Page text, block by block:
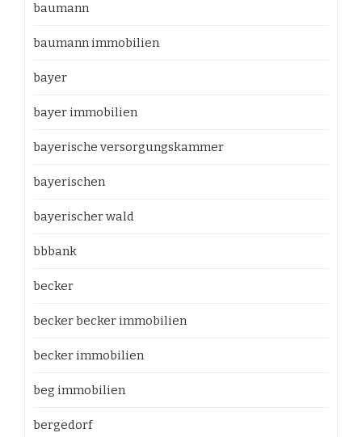
baumann
baumann immobilien
bayer
bayer immobilien
bayerische versorgungskammer
bayerischen
bayerischer wald
bbbank
becker
becker becker immobilien
becker immobilien
beg immobilien
bergedorf